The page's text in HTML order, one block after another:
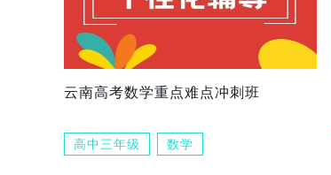
云南高考数学重点难点冲刺班
高中三年级 数学